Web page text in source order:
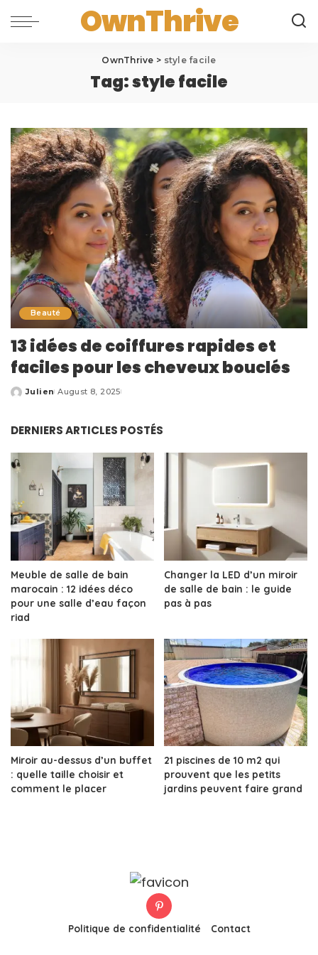
OwnThrive
OwnThrive > style facile
Tag:style facile
Beauté
13 idées de coiffures rapides et
faciles pour les cheveux bouclés
Posted
Julien August 8, 2025
DERNIERS ARTICLES POSTÉS
Meuble de salle de bain
marocain : 12 idées déco
pour une salle d’eau façon
riad
Changer la LED d’un miroir
de salle de bain : le guide
pas à pas
Miroir au-dessus d’un buffet
: quelle taille choisir et
comment le placer
21 piscines de 10 m2 qui
prouvent que les petits
jardins peuvent faire grand
Politique de confidentialité Contact